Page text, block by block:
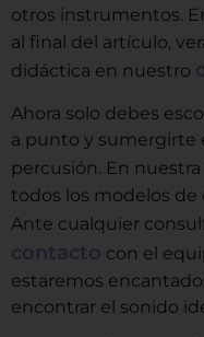
otros instrumentos.
al final del artículo,
didáctica en nuestro
Ahora solo debes
a punto y sumergirte
percusión. En nuestra
todos los modelos de
Ante cualquier
contacto con el
estaremos
encontrar el sonido